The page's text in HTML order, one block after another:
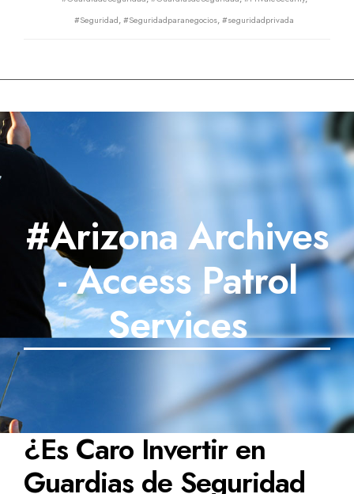
#Seguridad,#Seguridadparanegocios,#seguridadprivada
#Arizona Archives
- Access Patrol
Services
¿Es Caro Invertir en
Guardias de Seguridad